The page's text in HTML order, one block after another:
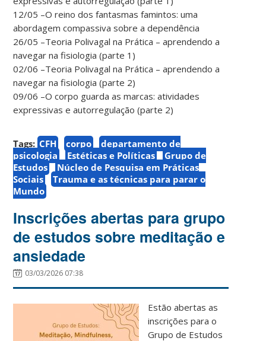
12/05 –O reino dos fantasmas famintos: uma
abordagem compassiva sobre a dependência
26/05 –Teoria Polivagal na Prática – aprendendo a
navegar na fisiologia (parte 1)
02/06 –Teoria Polivagal na Prática – aprendendo a
navegar na fisiologia (parte 2)
09/06 –O corpo guarda as marcas: atividades
expressivas e autorregulação (parte 2)
Tags: CFH corpo
departamento de
psicologia
Estéticas e Políticas
Grupo de
Estudos
Núcleo de Pesquisa em Práticas
Sociais
Trauma e as técnicas para parar o
Mundo
Inscrições abertas para grupo
de estudos sobre meditação e
ansiedade
03/03/2026 07:38
Estão abertas as
inscrições para o
Grupo de Estudos